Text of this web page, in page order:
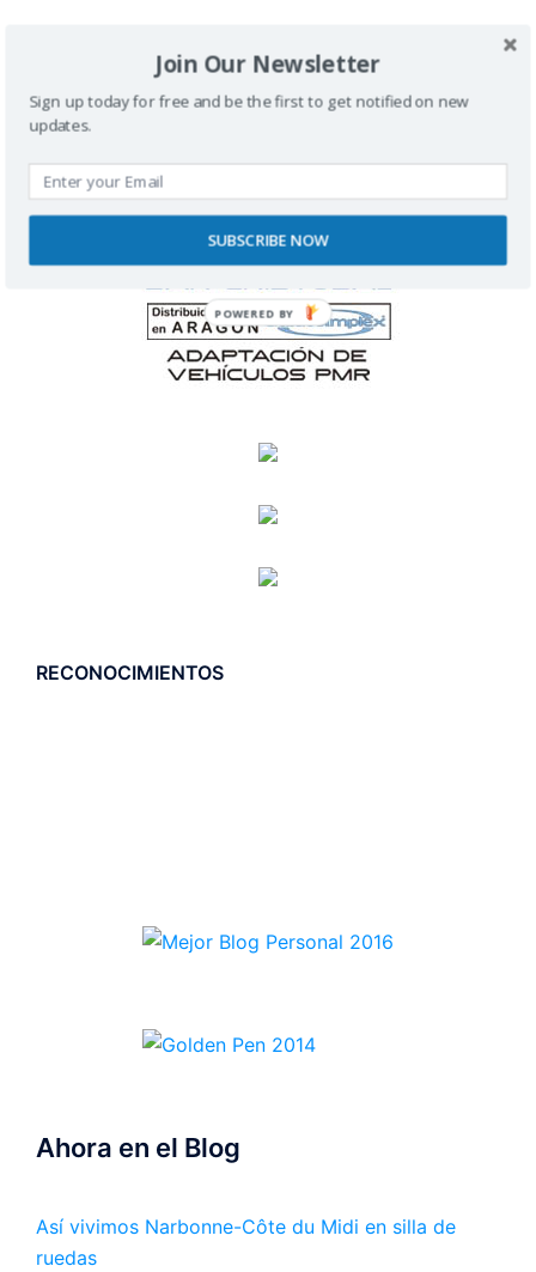
SPONSORS
RECONOCIMIENTOS
Ahora en el Blog
Así vivimos Narbonne-Côte du Midi en silla de
ruedas
Join Our Newsletter
Sign up today for free and be the first to get notified on new
updates.
SUBSCRIBE NOW
POWERED BY